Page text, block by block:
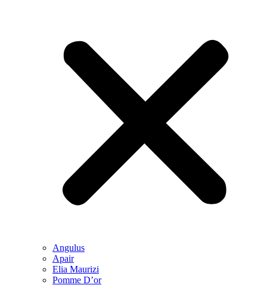
Angulus
Apair
Elia Maurizi
Pomme D’or